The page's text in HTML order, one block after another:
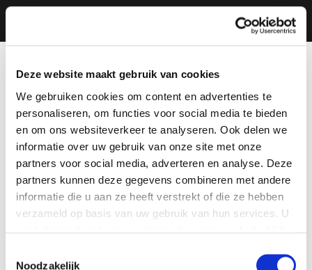
Deze website maakt gebruik van cookies
We gebruiken cookies om content en advertenties te
personaliseren, om functies voor social media te bieden
en om ons websiteverkeer te analyseren. Ook delen we
informatie over uw gebruik van onze site met onze
partners voor social media, adverteren en analyse. Deze
partners kunnen deze gegevens combineren met andere
informatie die u aan ze heeft verstrekt of die ze hebben
verzameld op basis van uw gebruik van hun services. U
Noodzakelijk